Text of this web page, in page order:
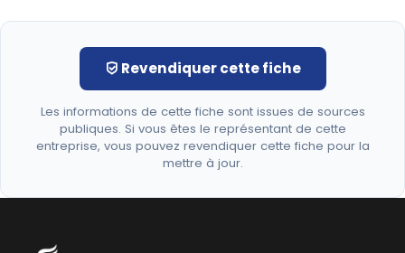
Revendiquer cette fiche
Les informations de cette fiche sont issues de sources
publiques. Si vous êtes le représentant de cette
entreprise, vous pouvez revendiquer cette fiche pour la
mettre à jour.